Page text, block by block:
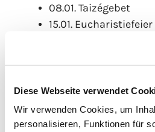
Diese Webseite verwendet
Wir verwenden Cookies, um
personalisieren, Funktionen für
08.01. Taizégebet
15.01. Eucharistiefeier
12.02. Taizégebet
Herzliche Einladung an